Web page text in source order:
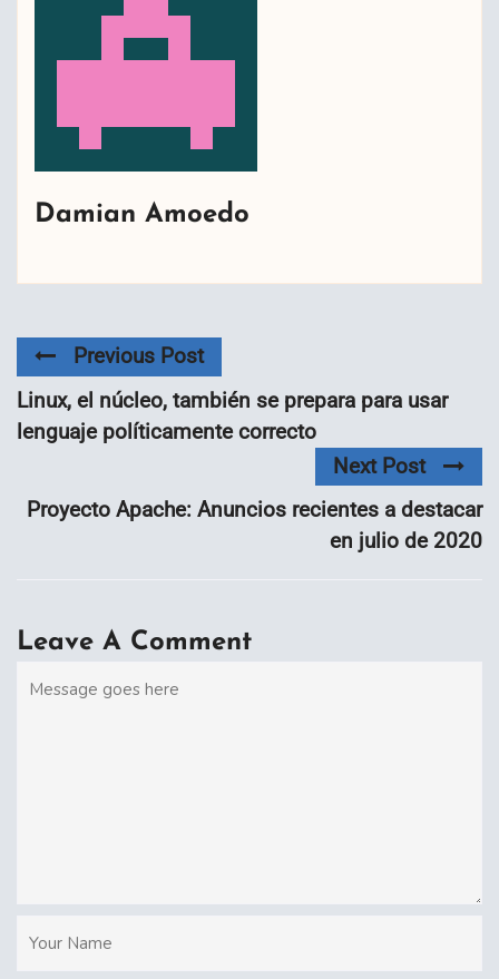
Damian Amoedo
Previous Post
Linux, el núcleo, también se prepara para usar
lenguaje políticamente correcto
Next Post
Proyecto Apache: Anuncios recientes a destacar
en julio de 2020
Leave A Comment